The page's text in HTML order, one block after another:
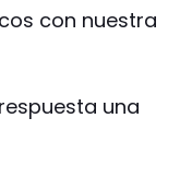
con nuestra
una